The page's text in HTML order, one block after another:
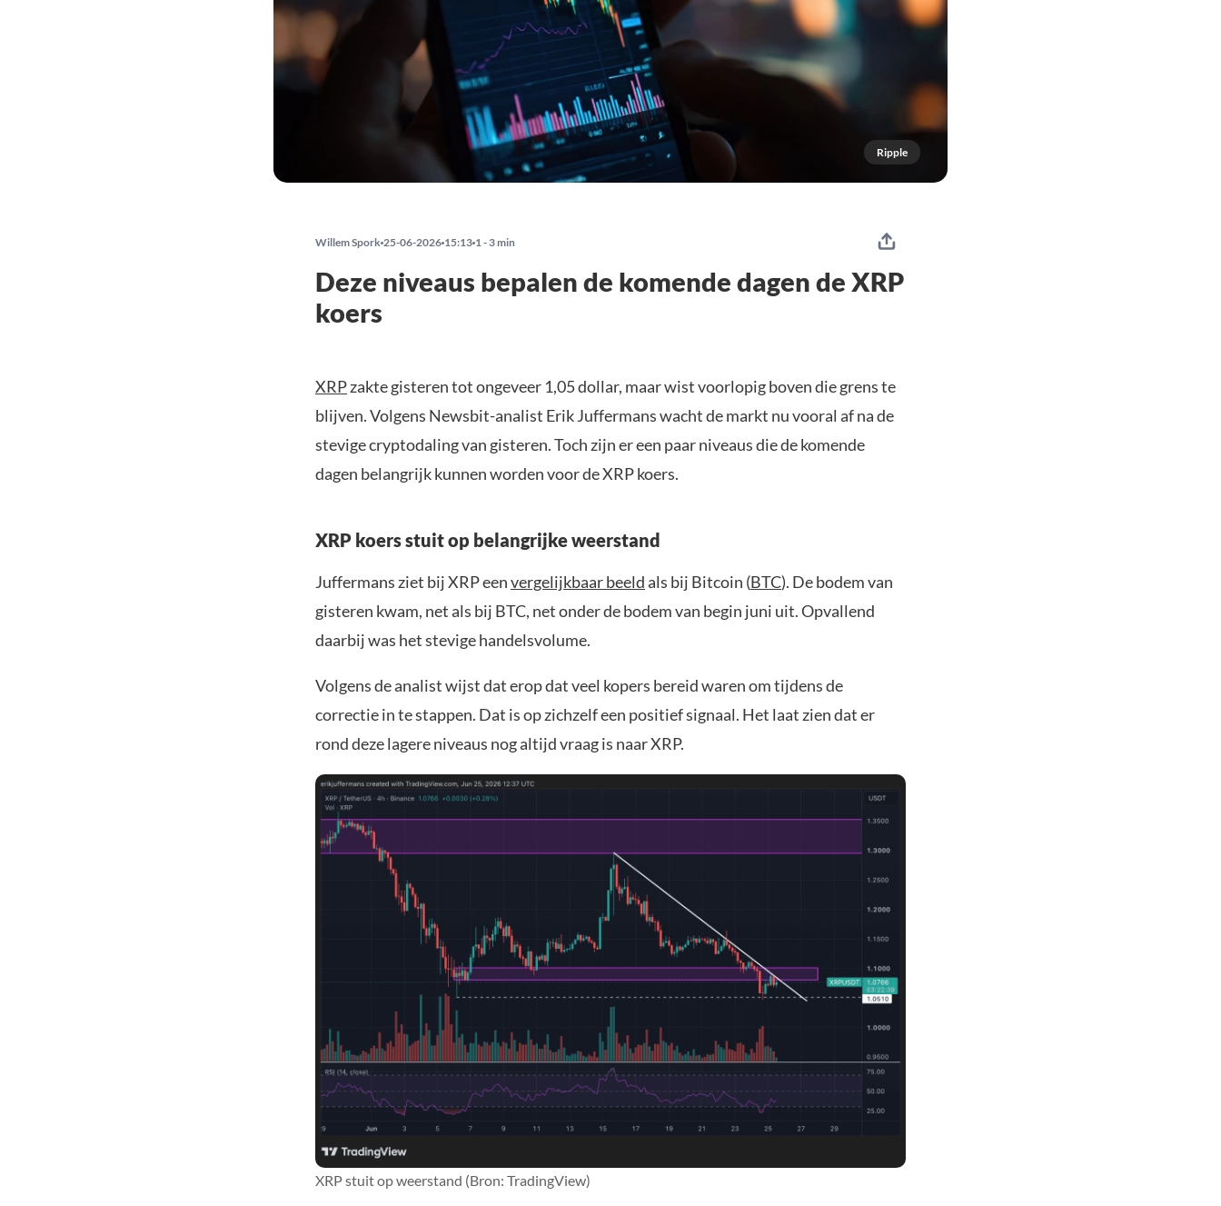
Ripple
Willem Spork 25-06-2026 15:13 1 - 3 min
Deze niveaus bepalen de komende dagen de XRP
koers
XRPzakte gisteren tot ongeveer 1,05 dollar, maar wist voorlopig boven die grens te
blijven. Volgens Newsbit-analist Erik Juffermans wacht de markt nu vooral af na de
stevige cryptodaling van gisteren. Toch zijn er een paar niveaus die de komende
dagen belangrijk kunnen worden voor de XRP koers.
XRP koers stuit op belangrijke weerstand
Juffermans ziet bij XRP eenvergelijkbaar beeldals bij Bitcoin (BTC). De bodem van
gisteren kwam, net als bij BTC, net onder de bodem van begin juni uit. Opvallend
daarbij was het stevige handelsvolume.
Volgens de analist wijst dat erop dat veel kopers bereid waren om tijdens de
correctie in te stappen. Dat is op zichzelf een positief signaal. Het laat zien dat er
rond deze lagere niveaus nog altijd vraag is naar XRP.
XRP stuit op weerstand (Bron: TradingView)